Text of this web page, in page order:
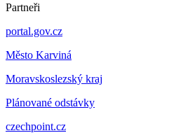
Partneři
portal.gov.cz
Město Karviná
Moravskoslezský kraj
Plánované odstávky
czechpoint.cz